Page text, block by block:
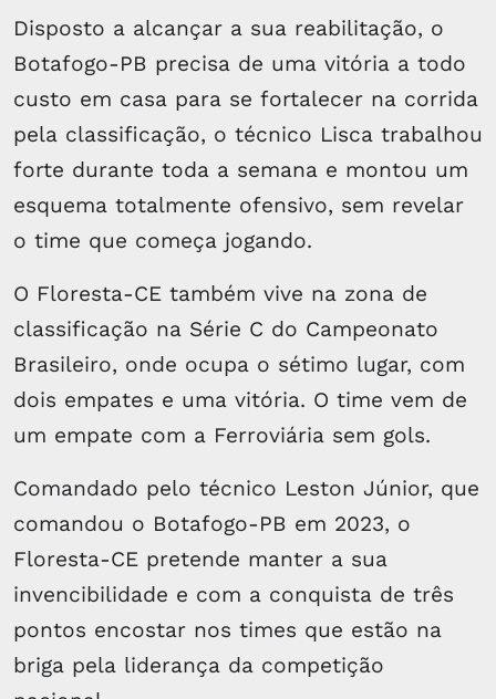
Disposto a alcançar a sua reabilitação, o
Botafogo-PB precisa de uma vitória a todo
custo em casa para se fortalecer na corrida
pela classificação, o técnico Lisca trabalhou
forte durante toda a semana e montou um
esquema totalmente ofensivo, sem revelar
o time que começa jogando.
O Floresta-CE também vive na zona de
classificação na Série C do Campeonato
Brasileiro, onde ocupa o sétimo lugar, com
dois empates e uma vitória. O time vem de
um empate com a Ferroviária sem gols.
Comandado pelo técnico Leston Júnior, que
comandou o Botafogo-PB em 2023, o
Floresta-CE pretende manter a sua
invencibilidade e com a conquista de três
pontos encostar nos times que estão na
briga pela liderança da competição